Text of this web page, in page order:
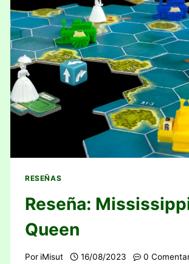
RESEÑAS
Reseña:
Queen
Por iMisut 16/08/2023 0